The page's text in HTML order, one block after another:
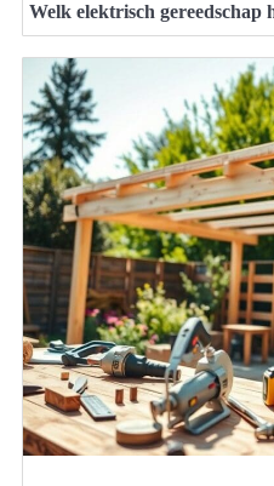
Welk elektrisch gereedschap